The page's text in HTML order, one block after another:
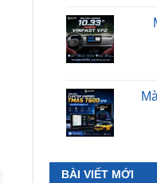
BÀI VIẾT MỚI